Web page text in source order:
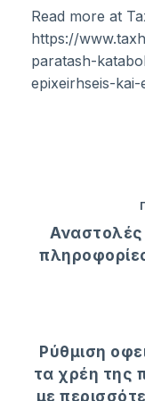
Read more at
https://
paratash-
epixeirhseis-kai-
Αναστολές
Ρύθμιση
τα χρέη της
με